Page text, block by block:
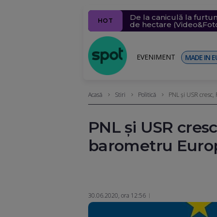
HOT De la caniculă la
de hectare
Cadastrul, funcțional
extrasele
Cine e bărbatul care a
ELCEN oprește CET
Rămânem sub
cm
EVENIMENT MADE IN
Acasă Stiri Politică PNL și USR
PNL și USR
barometru
30.06.2020, ora 12:56